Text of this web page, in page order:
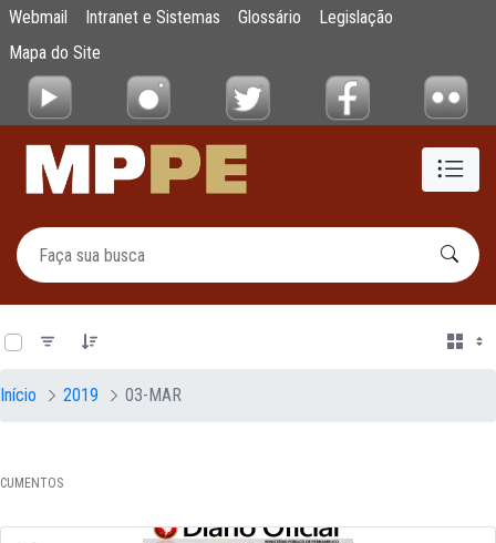
Pular para o Conteúdo principal
Documentos
Webmail Intranet e Sistemas Glossário
Legislação
Mapa do Site
Início 2019 03-MAR